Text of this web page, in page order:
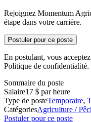
Rejoignez Momentum
étape dans votre carrière.
Postuler pour ce poste
En postulant, vous
Politique de confidentialité.
Sommaire du poste
Salaire17 $ par heure
Type de posteTemporaire,
CatégoriesAgriculture /
Postuler pour ce poste